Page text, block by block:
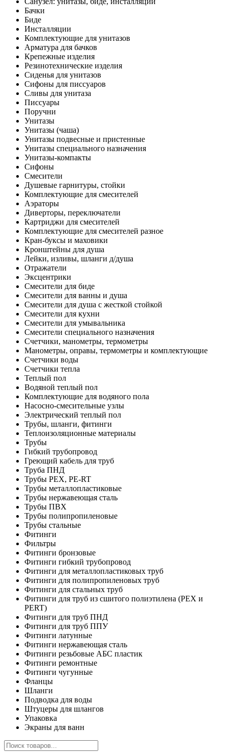
Бачки
Биде
Инсталляции
Комплектующие для унитазов
Арматура для бачков
Крепежные изделия
Резинотехнические изделия
Сиденья для унитазов
Сифоны для писсуаров
Сливы для унитаза
Писсуары
Поручни
Унитазы
Унитазы (чаша)
Унитазы подвесные и пристенные
Унитазы специального назначения
Унитазы-компакты
Сифоны
Смесители
Душевые гарнитуры, стойки
Комплектующие для смесителей
Аэраторы
Диверторы, переключатели
Картриджи для смесителей
Комплектующие для смесителей разное
Кран-буксы и маховики
Кронштейны для душа
Лейки, изливы, шланги д/душа
Отражатели
Эксцентрики
Смесители для биде
Смесители для ванны и душа
Смесители для душа с жесткой стойкой
Смесители для кухни
Смесители для умывальника
Смесители специального назначения
Счетчики, манометры, термометры
Манометры, оправы, термометры и комплектующие
Счетчики воды
Счетчики тепла
Теплый пол
Водяной теплый пол
Комплектующие для водяного пола
Насосно-смесительные узлы
Электрический теплый пол
Трубы, шланги, фитинги
Теплоизоляционные материалы
Трубы
Гибкий трубопровод
Греющий кабель для труб
Труба ПНД
Трубы PEX, PE-RT
Трубы металлопластиковые
Трубы нержавеющая сталь
Трубы ПВХ
Трубы полипропиленовые
Трубы стальные
Фитинги
Фильтры
Фитинги бронзовые
Фитинги гибкий трубопровод
Фитинги для металлопластиковых труб
Фитинги для полипропиленовых труб
Фитинги для стальных труб
Фитинги для труб из сшитого полиэтилена (PEX и
PERT)
Фитинги для труб ПНД
Фитинги для труб ППУ
Фитинги латунные
Фитинги нержавеющая сталь
Фитинги резьбовые АБС пластик
Фитинги ремонтные
Фитинги чугунные
Фланцы
Шланги
Подводка для воды
Штуцеры для шлангов
Упаковка
Экраны для ванн